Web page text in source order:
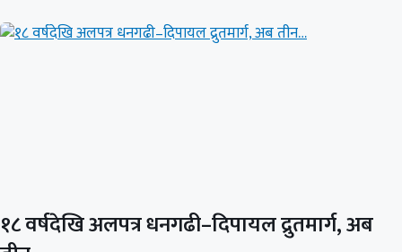
१८ वर्षदेखि अलपत्र धनगढी–दिपायल द्रुतमार्ग, अब